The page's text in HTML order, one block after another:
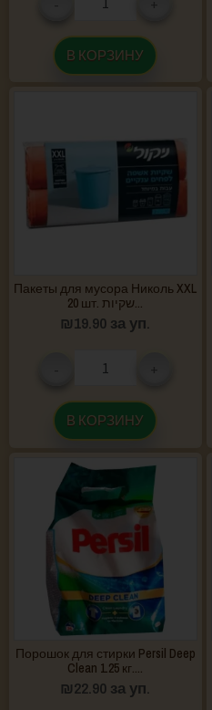
В КОРЗИНУ
Пакеты для мусора Николь XXL
20 шт. שקיות...
₪19.90 за уп.
В КОРЗИНУ
Порошок для стирки Persil Deep
Clean 1.25 кг....
₪22.90 за уп.